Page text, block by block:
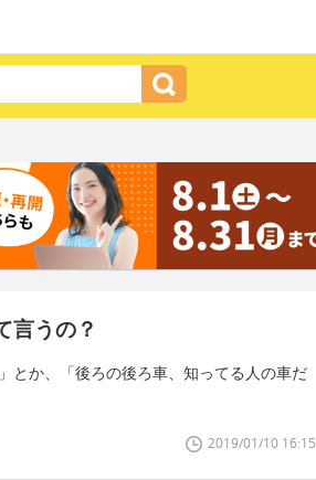
言うの？
とか、「後ろの後ろ車、知ってる人の車だ
2019/01/10 16:15